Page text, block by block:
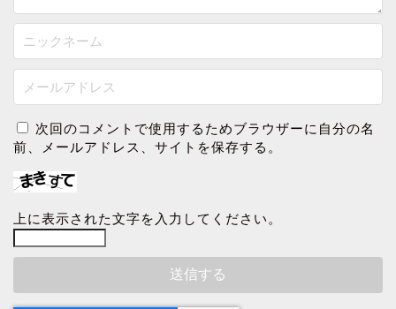
次回のコメントで使用するためブラウザーに自分の名
前、メールアドレス、サイトを保存する。
上に表示された文字を入力してください。